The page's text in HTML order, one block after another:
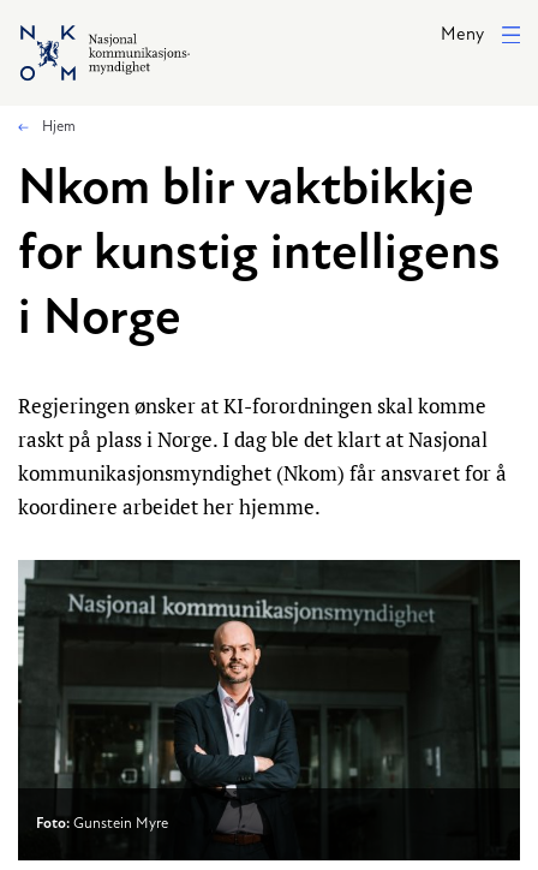
Hopp til hovedinnhold
Meny
Hjem
Nkom blir vaktbikkje
for kunstig intelligens
i Norge
Regjeringen ønsker at KI-forordningen skal komme
raskt på plass i Norge. I dag ble det klart at Nasjonal
kommunikasjonsmyndighet (Nkom) får ansvaret for å
koordinere arbeidet her hjemme.
Foto: Gunstein Myre